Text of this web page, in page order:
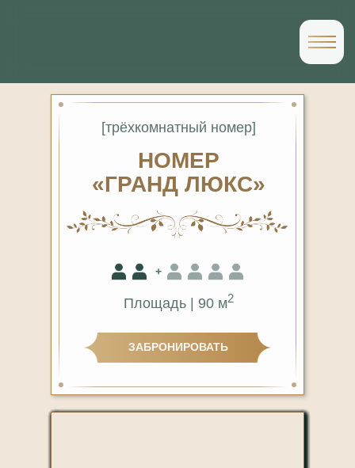
[трёхкомнатный номер]
Площадь | 90 м2
+
НОМЕР
«ГРАНД ЛЮКС»
ЗАБРОНИРОВАТЬ